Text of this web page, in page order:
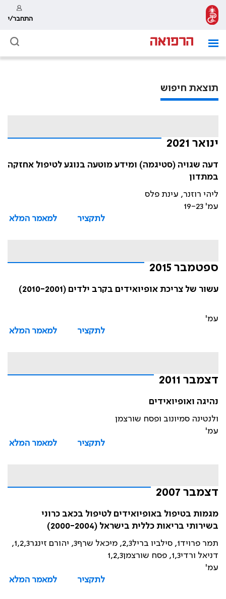
התחבר/י
תוצאת חיפוש
ינואר 2021
דעה שגויה (סטיגמה) ומידע מוטעה בנוגע לטיפול אחזקה
במתדון
ליהי רוזנר, עינת פלס
עמ' 19-23
לתקציר
למאמר המלא
ספטמבר 2015
עשור של צריכת אופיואידים בקרב ילדים (2010-2001)
עמ'
לתקציר
למאמר המלא
דצמבר 2011
נהיגה ואופיואידים
ולנטינה סמיונוב ופסח שורצמן
עמ'
לתקציר
למאמר המלא
דצמבר 2007
מגמות בטיפול באופיואידים לטיפול בכאב כרוני
בשירותי בריאות כללית בישראל (2000-2004)
תמר פרויד1, סילביו בריל2,3, מיכאל שרף3, יהורם זינגר1,2,3,
דניאל ורדי1,3, פסח שורצמן1,2,3
עמ'
לתקציר
למאמר המלא